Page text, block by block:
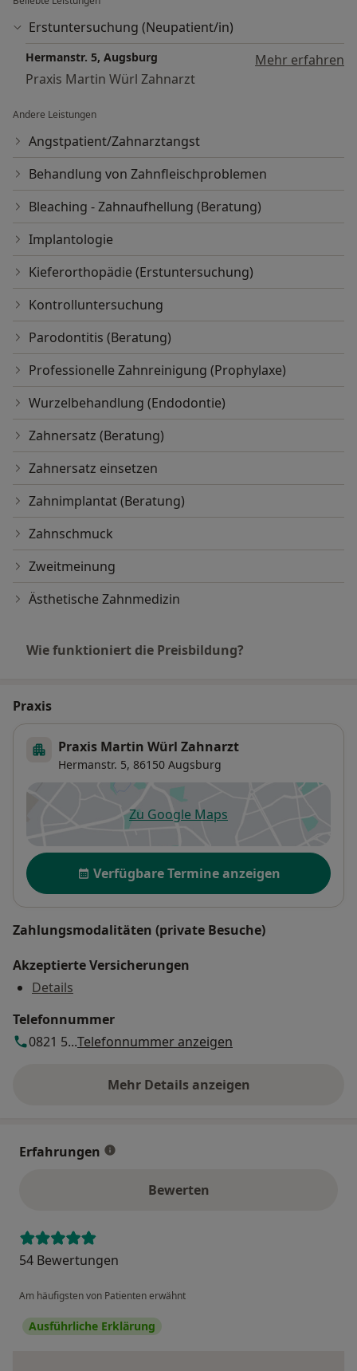
Erstuntersuchung (Neupatient/in)
Hermanstr. 5, Augsburg
Mehr erfahren
Praxis Martin Würl Zahnarzt
Andere Leistungen
Angstpatient/Zahnarztangst
Behandlung von Zahnfleischproblemen
Bleaching - Zahnaufhellung (Beratung)
Implantologie
Kieferorthopädie (Erstuntersuchung)
Kontrolluntersuchung
Parodontitis (Beratung)
Professionelle Zahnreinigung (Prophylaxe)
Wurzelbehandlung (Endodontie)
Zahnersatz (Beratung)
Zahnersatz einsetzen
Zahnimplantat (Beratung)
Zahnschmuck
Zweitmeinung
Ästhetische Zahnmedizin
Wie funktioniert die Preisbildung?
Praxis
Praxis Martin Würl Zahnarzt
Hermanstr. 5, 86150 Augsburg
Zu Google Mapsöffnet in einer neuen
Verfügbarkeit
Verfügbare Termine anzeigen
Zahlungsmodalitäten (private Besuche)
Akzeptierte Versicherungen
Details
Telefonnummer
0821 5...Telefonnummer anzeigen
Mehr Details anzeigen
über die Adresse
Erfahrungen
Bewerten
54 Bewertungen
Am häufigsten von Patienten erwähnt
Ausführliche Erklärung